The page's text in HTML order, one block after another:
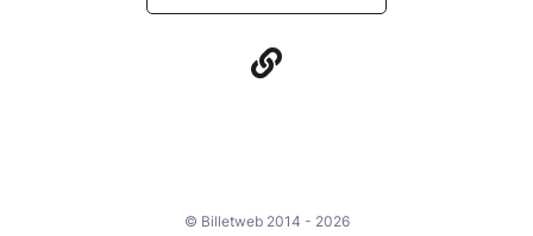
© Billetweb 2014 - 2026